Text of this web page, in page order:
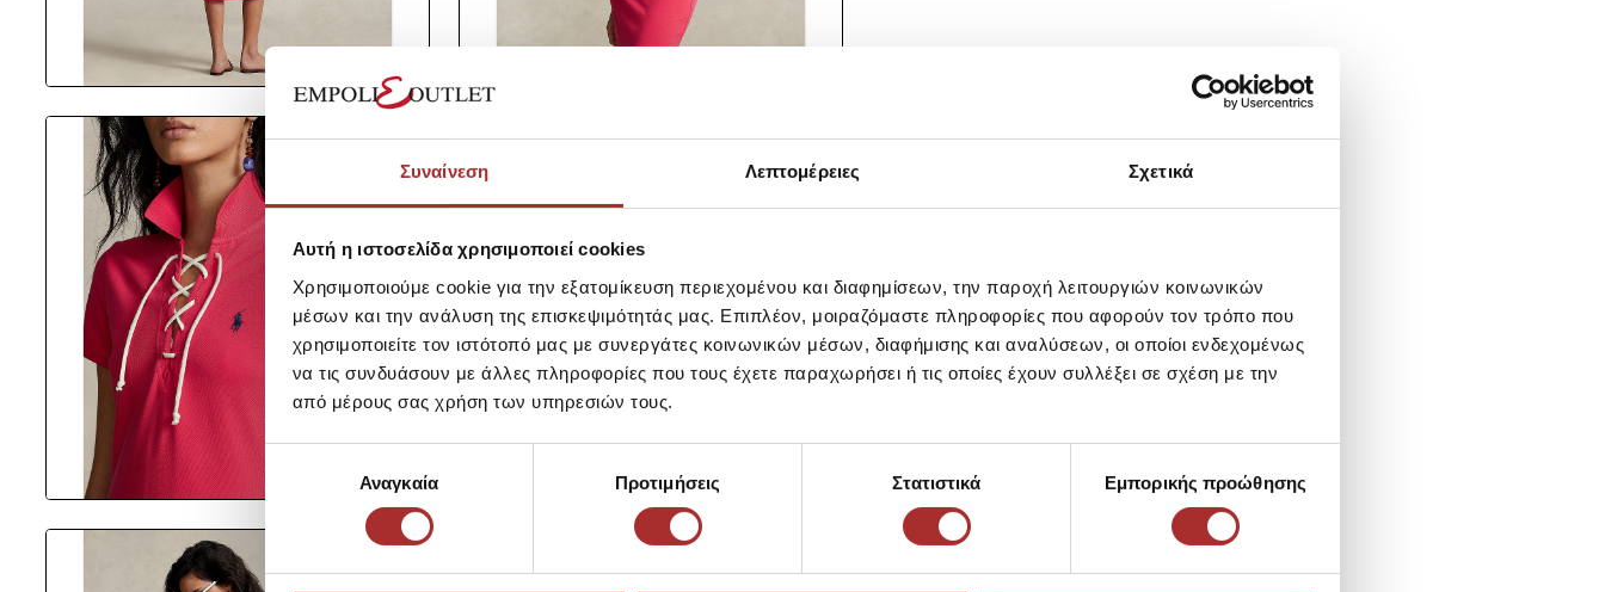
Συναίνεση Λεπτομέρειες Σχετικά
Αυτή η ιστοσελίδα χρησιμοποιεί cookies
Χρησιμοποιούμε cookie για την εξατομίκευση περιεχομένου και διαφημίσεων, την παροχή λειτουργιών κοινωνικών
μέσων και την ανάλυση της επισκεψιμότητάς μας. Επιπλέον, μοιραζόμαστε πληροφορίες που αφορούν τον τρόπο που
χρησιμοποιείτε τον ιστότοπό μας με συνεργάτες κοινωνικών μέσων, διαφήμισης και αναλύσεων, οι οποίοι ενδεχομένως
να τις συνδυάσουν με άλλες πληροφορίες που τους έχετε παραχωρήσει ή τις οποίες έχουν συλλέξει σε σχέση με την
από μέρους σας χρήση των υπηρεσιών τους.
συγκατάθεσηςΑναγκαία Προτιμήσεις Στατιστικά Εμπορικής προώθησης